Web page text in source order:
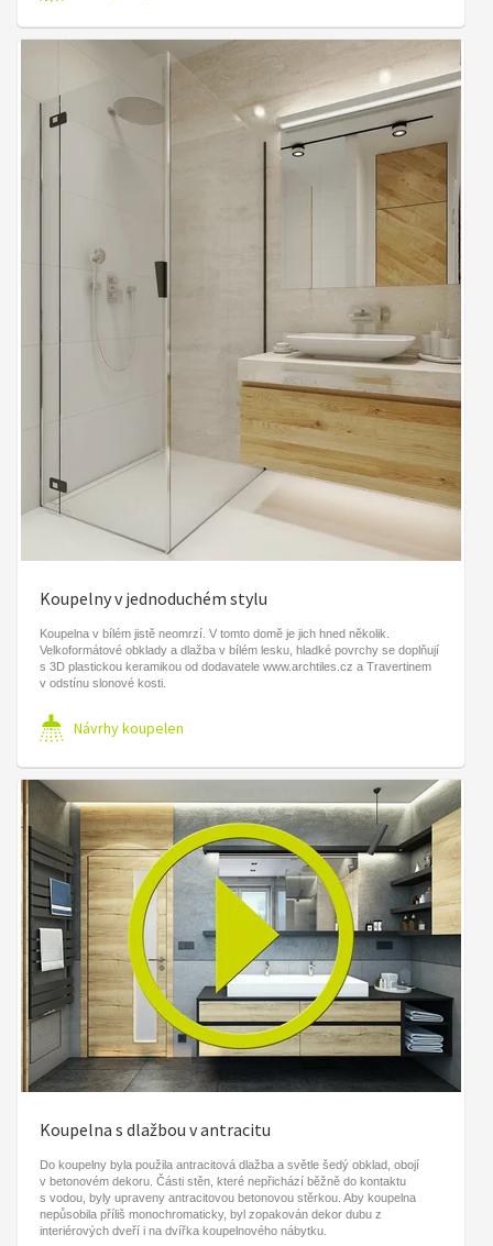
Koupelny v jednoduchém stylu
Koupelna v bílém jistě neomrzí. V tomto domě je jich hned několik.
Velkoformátové obklady a dlažba v bílém lesku, hladké povrchy se doplňují
s 3D plastickou keramikou od dodavatele www.archtiles.cz a Travertinem
v odstínu slonové kosti.
Návrhy koupelen
Koupelna s dlažbou v antracitu
Do koupelny byla použila antracitová dlažba a světle šedý obklad, obojí
v betonovém dekoru. Části stěn, které nepřichází běžně do kontaktu
s vodou, byly upraveny antracitovou betonovou stěrkou. Aby koupelna
nepůsobila příliš monochromaticky, byl zopakován dekor dubu z
interiérových dveří i na dvířka koupelnového nábytku.